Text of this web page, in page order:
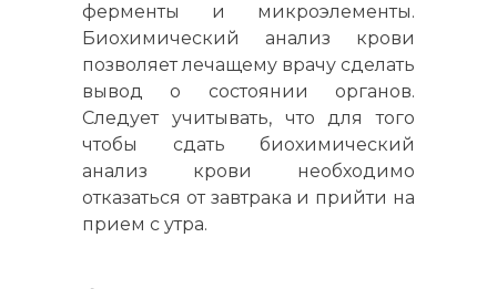
ферменты и микроэлементы.
Биохимический анализ крови
позволяет лечащему врачу сделать
вывод о состоянии органов.
Следует учитывать, что для того
чтобы сдать биохимический
анализ крови необходимо
отказаться от завтрака и прийти на
прием с утра.